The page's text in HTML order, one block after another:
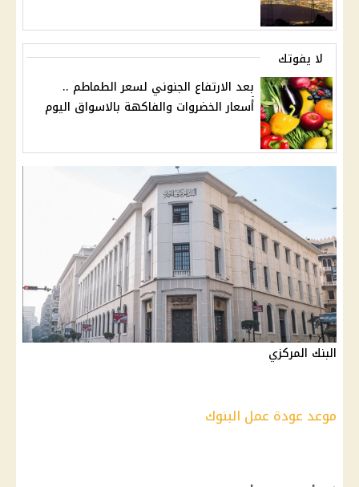
لا يفوتك
بعد الارتفاع الجنوني لسعر الطماطم ..
أسعار الخضروات والفاكهة بالاسواق اليوم
البنك المركزي
موعد عودة عمل البنوك